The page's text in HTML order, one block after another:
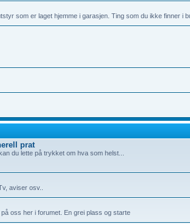
som er laget hjemme i garasjen. Ting som du ikke finner i
prat
du lette på trykket om hva som helst...
aviser osv..
oss her i forumet. En grei plass og starte